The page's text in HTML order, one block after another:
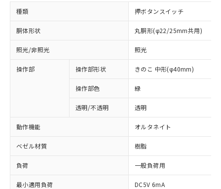
種類 押ボタンスイッチ
胴体形状 丸胴形(φ22/25mm共用)
照光/非照光 照光
操作部 操作部形状 きのこ 中形(φ40mm)
操作部色 緑
透明/不透明 透明
動作機能 オルタネイト
ベゼル材質 樹脂
負荷 一般負荷用
最小適用負荷 DC5V 6mA